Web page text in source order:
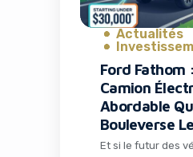
Actualités
Ford Fathom
Camion
Abordable
Bouleverse
Et si le futur des